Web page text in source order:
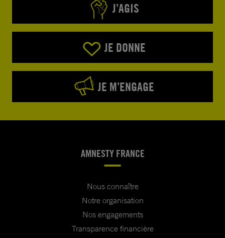
J’AGIS
JE DONNE
JE M’ENGAGE
AMNESTY FRANCE
Nous connaître
Notre organisation
Nos engagements
Transparence financière